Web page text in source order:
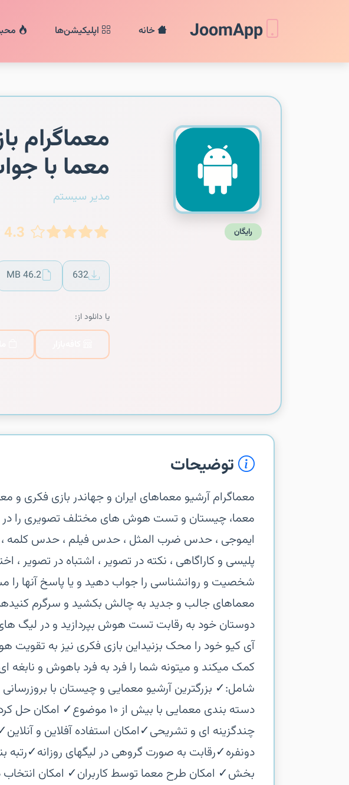
JoomApp خانه اپلیکیشن‌ها
رایگان
معماگرام
معما با
مدیر سیستم
4.3
632
46.2 MB
یا دانلود از:
توضیحات
‏‏معماگرام آرشیو معماهای ایران و جهان‏در بازی فکری و
معما، چیستان و تست هوش های مختلف تصویری را
ایموجی ، حدس ضرب المثل ، حدس فیلم ، حدس کلمه ،
پلیسی و کاراگاهی ، نکته در تصویر ، اشتباه در تصویر
شخصیت و روانشناسی را جواب دهید و یا پاسخ آنها را
معماهای جالب و جدید به چالش بکشید و سرگرم
دوستان خود به رقابت تست هوش بپردازید و در لیگ
آی کیو خود را محک بزنید‏این بازی فکری نیز به
کمک میکند و میتونه شما را فرد به فرد باهوش و نابغه
شامل:‏✓ بزرگترین آرشیو معمایی و چیستان با
دسته بندی معمایی با بیش از ۱۰
چندگزینه ای و تشریحی‏✓امکان استفاده آفلاین و
دونفره‏✓رقابت به صورت گروهی در لیگهای
بخش‏✓ امکان طرح معما توسط کاربران‏✓ امکان